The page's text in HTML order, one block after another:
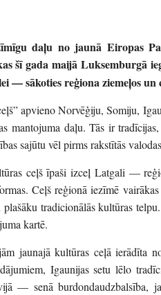
daļu no jaunā Eiropas
šī gada maijā Luksemburgā
— sākoties reģiona ziemeļos
apvieno Norvēģiju, Somiju,
mantojuma daļu. Tās ir
sajūtu vēl pirms rakstītās
ceļš īpaši izceļ Latgali —
Ceļš reģionā iezīmē
plašāku tradicionālās kultūras
kartē.
jaunajā kultūras ceļā ierādīta
Igaunijas setu lēlo
— senā burdondaudzbalsība,